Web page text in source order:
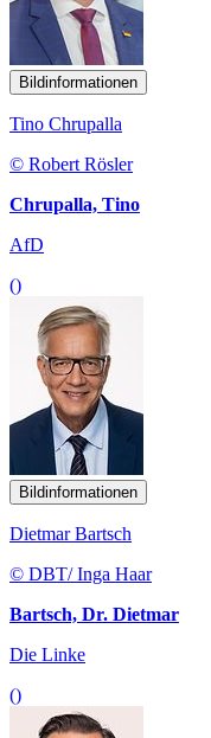
Bildinformationen
Tino Chrupalla
© Robert Rösler
Chrupalla, Tino
AfD
()
Bildinformationen
Dietmar Bartsch
© DBT/ Inga Haar
Bartsch, Dr. Dietmar
Die Linke
()